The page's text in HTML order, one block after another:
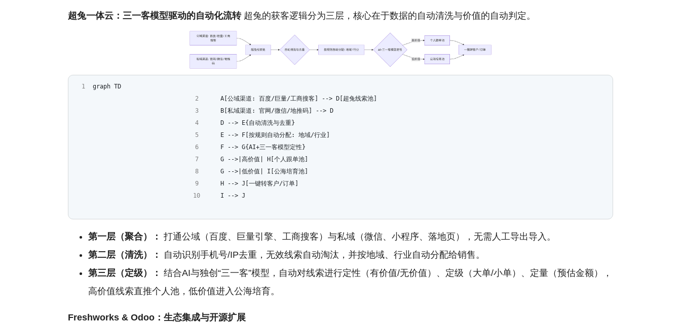
超兔一体云：三一客模型驱动的自动化流转超兔的获客逻辑分为三层，核心在于数据的自动清洗与价值的自动判定。
graph TD
    A[公域渠道: 百度/巨量/工商搜客] --> D[超兔线索池]
    B[私域渠道: 官网/微信/地推码] --> D
    D --> E{自动清洗与去重}
    E --> F[按规则自动分配: 地域/行业]
    F --> G{AI+三一客模型定性}
    G -->|高价值| H[个人跟单池]
    G -->|低价值| I[公海培育池]
    H --> J[一键转客户/订单]
    I --> J
第一层（聚合）： 打通公域（百度、巨量引擎、工商搜客）与私域（微信、小程序、落地页），无需人工导出导入。
第二层（清洗）：
自动识别手机号/IP去重，无效线索自动淘汰，并按地域、行业自动分配给销售。
第三层（定级）： 结合AI与独创“三一客”模型，自动对线索进行定性（有价值/无价值）、定级（大单/小单）、定量（预估金额），
高价值线索直推个人池，低价值进入公海培育。
Freshworks & Odoo：生态集成与开源扩展